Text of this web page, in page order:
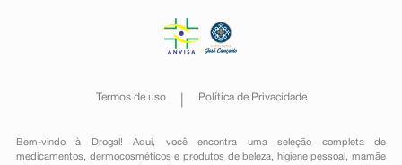
Termos de uso Política de Privacidade
Bem-vindo à Drogal! Aqui, você encontra uma seleção completa de
medicamentos , dermocosméticos e produtos de beleza, higiene pessoal ,mamãe